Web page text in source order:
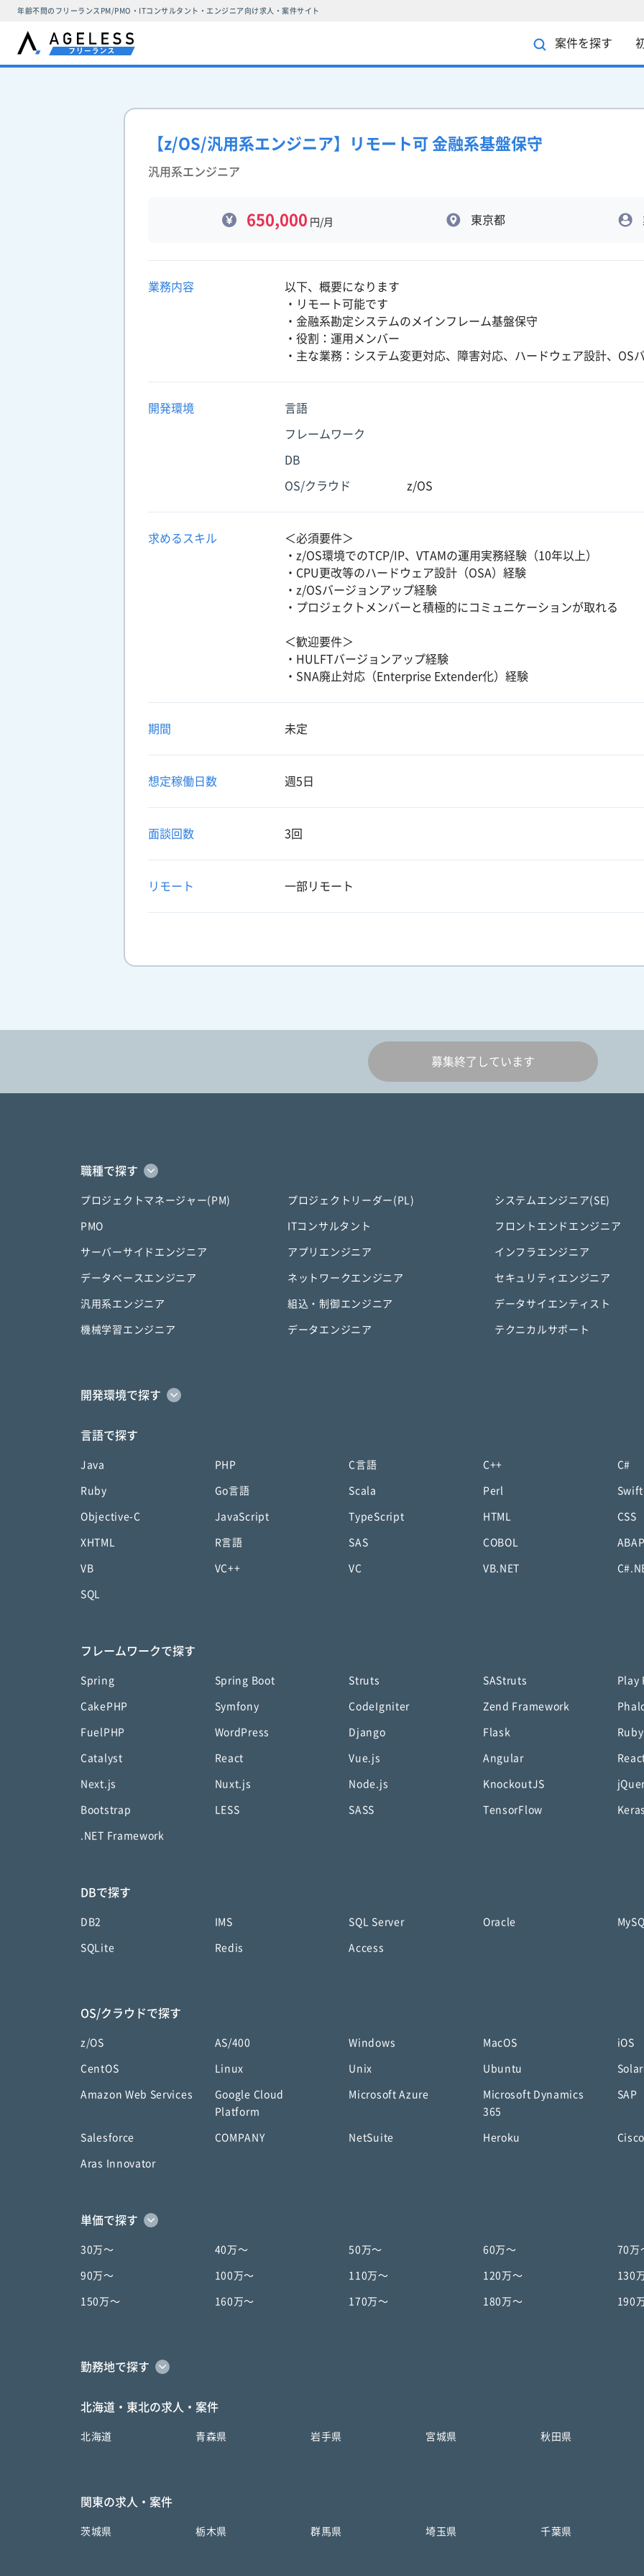
年齢不問のフリーランスPM/PMO・ITコンサルタント・エンジニア向け求人・案件サイト
案件を探す
【z/OS/汎用系エンジニア】リモート可 金融系基盤保守
汎用系エンジニア
650,000 円/月 東京都
業務内容
以下、概要になります
・リモート可能です
・金融系勘定システムのメインフレーム基盤保守
・役割：運用メンバー
・主な業務：システム変更対応、障害対応、ハードウェア設計、OS
開発環境 言語
フレームワーク
DB
OS/クラウド z/OS
求めるスキル
＜必須要件＞
・z/OS環境でのTCP/IP、VTAMの運用実務経験（10年以上）
・CPU更改等のハードウェア設計（OSA）経験
・z/OSバージョンアップ経験
・プロジェクトメンバーと積極的にコミュニケーションが取れる
＜歓迎要件＞
・HULFTバージョンアップ経験
・SNA廃止対応（Enterprise Extender化）経験
期間 未定
想定稼働日数 週5日
面談回数 3回
リモート 一部リモート
募集終了しています
職種で探す
プロジェクトマネージャー(PM) プロジェクトリーダー(PL) システムエンジニア(SE)
PMO ITコンサルタント フロントエンドエンジニア
サーバーサイドエンジニア アプリエンジニア インフラエンジニア
データベースエンジニア ネットワークエンジニア セキュリティエンジニア
汎用系エンジニア 組込・制御エンジニア データサイエンティスト
機械学習エンジニア データエンジニア テクニカルサポート
開発環境で探す
言語で探す
Java PHP C言語 C++ C#
Ruby Go言語 Scala Perl Swift
Objective-C JavaScript TypeScript HTML CSS
XHTML R言語 SAS COBOL ABAP
VB VC++ VC VB.NET
SQL
フレームワークで探す
Spring Spring Boot Struts SAStruts Play
CakePHP Symfony CodeIgniter Zend Framework
FuelPHP WordPress Django Flask
Catalyst React Vue.js Angular
Next.js Nuxt.js Node.js KnockoutJS
Bootstrap LESS SASS TensorFlow Keras
.NET Framework
DBで探す
DB2 IMS SQL Server Oracle
SQLite Redis Access
OS/クラウドで探す
z/OS AS/400 Windows MacOS iOS
CentOS Linux Unix Ubuntu
Amazon Web Services
Google Cloud
Platform
Microsoft Azure
Microsoft Dynamics
365
SAP
Salesforce COMPANY NetSuite Heroku Cisco
Aras Innovator
単価で探す
30万〜 40万〜 50万〜 60万〜 70万
90万〜 100万〜 110万〜 120万〜 130
150万〜 160万〜 170万〜 180万〜 190
勤務地で探す
北海道・東北の求人・案件
北海道 青森県 岩手県 宮城県 秋田県
関東の求人・案件
茨城県 栃木県 群馬県 埼玉県 千葉県